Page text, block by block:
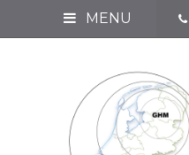
MENU